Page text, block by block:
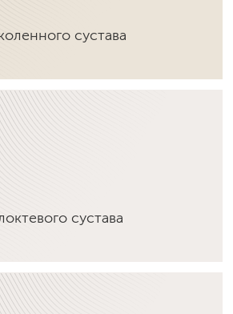
сустава
сустава